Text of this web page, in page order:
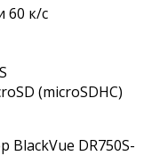
60 к/с
(microSDHC)
BlackVue DR750S-